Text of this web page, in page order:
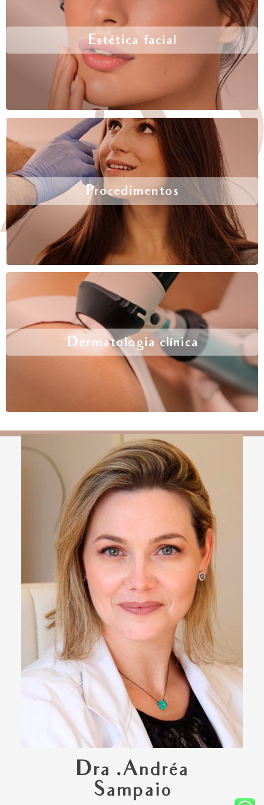
Estética facial
Procedimentos
Dermatologia clínica
Dra .Andréa
Sampaio